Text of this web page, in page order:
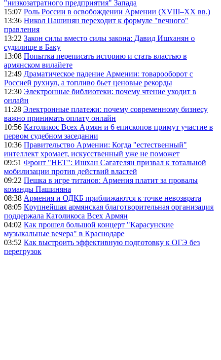
"низкозатратного предприятия" Запада
15:07 Роль России в освобождении Армении (XVIII–XX вв.)
13:36 Никол Пашинян переходит к формуле "вечного"
правления
13:22 Закон силы вместо силы закона: Давид Ишханян о
судилище в Баку
13:08 Попытка переписать историю и стать властью в
армянском вилайете
12:49 Драматическое падение Армении: товарооборот с
Россией рухнул, а топливо бьет ценовые рекорды
12:30 Электронные библиотеки: почему чтение уходит в
онлайн
11:28 Электронные платежи: почему современному бизнесу
важно принимать оплату онлайн
10:56 Католикос Всех Армян и 6 епископов примут участие в
первом судебном заседании
10:36 Правительство Армении: Когда "естественный"
интеллект хромает, искусственный уже не поможет
09:51 Фронт "НЕТ": Ишхан Сагателян призвал к тотальной
мобилизации против действий властей
09:22 Пешка в игре титанов: Армения платит за провалы
команды Пашиняна
08:38 Армения и ОДКБ приближаются к точке невозврата
08:05 Крупнейшая армянская благотворительная организация
поддержала Католикоса Всех Армян
04:02 Как прошел большой концерт "Карасунские
музыкальные вечера" в Краснодаре
03:52 Как выстроить эффективную подготовку к ОГЭ без
перегрузок